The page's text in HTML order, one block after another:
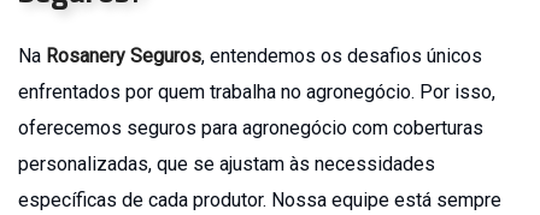
Na Rosanery Seguros, entendemos os desafios únicos
enfrentados por quem trabalha no agronegócio. Por isso,
oferecemos seguros para agronegócio com coberturas
personalizadas, que se ajustam às necessidades
específicas de cada produtor. Nossa equipe está sempre